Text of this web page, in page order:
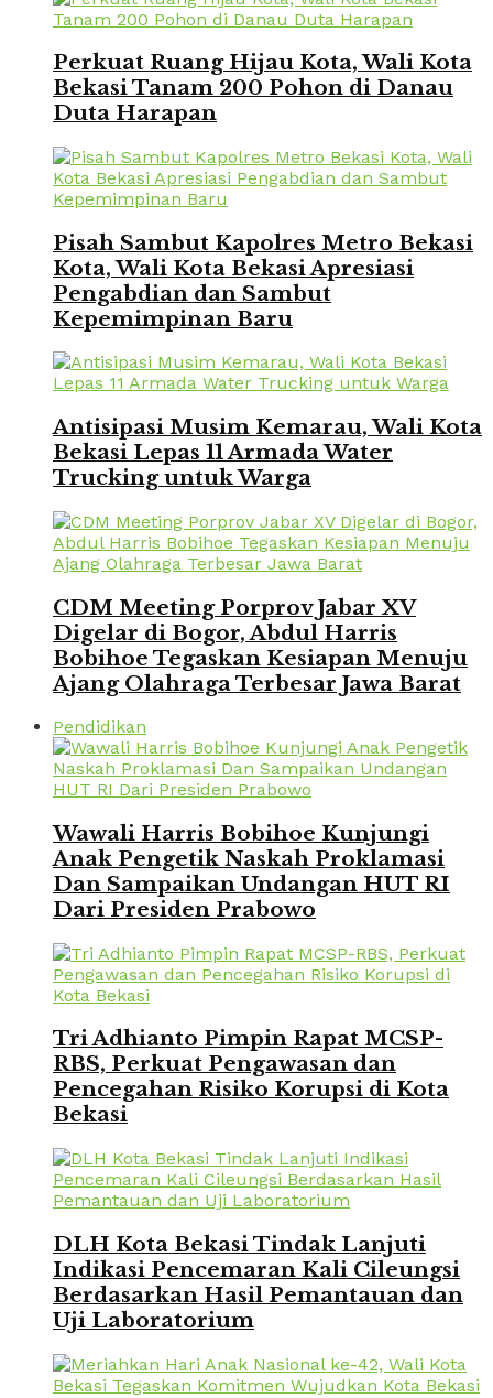
Perkuat Ruang Hijau Kota, Wali Kota
Bekasi Tanam 200 Pohon di Danau
Duta Harapan
Pisah Sambut Kapolres Metro Bekasi
Kota, Wali Kota Bekasi Apresiasi
Pengabdian dan Sambut
Kepemimpinan Baru
Antisipasi Musim Kemarau, Wali Kota
Bekasi Lepas 11 Armada Water
Trucking untuk Warga
CDM Meeting Porprov Jabar XV
Digelar di Bogor, Abdul Harris
Bobihoe Tegaskan Kesiapan Menuju
Ajang Olahraga Terbesar Jawa Barat
Pendidikan
Wawali Harris Bobihoe Kunjungi
Anak Pengetik Naskah Proklamasi
Dan Sampaikan Undangan HUT RI
Dari Presiden Prabowo
Tri Adhianto Pimpin Rapat MCSP-
RBS, Perkuat Pengawasan dan
Pencegahan Risiko Korupsi di Kota
Bekasi
DLH Kota Bekasi Tindak Lanjuti
Indikasi Pencemaran Kali Cileungsi
Berdasarkan Hasil Pemantauan dan
Uji Laboratorium